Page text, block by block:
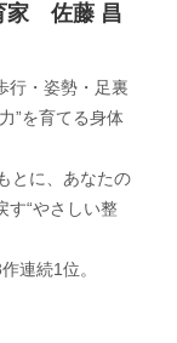
家 佐藤 昌
行・姿勢・足裏
”を育てる身体
とに、あなたの
す“やさしい整
連続1位。